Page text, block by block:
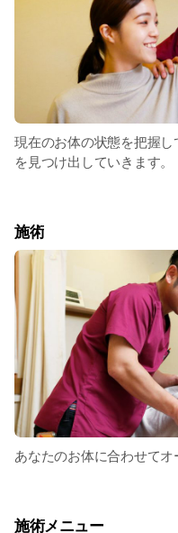
現在のお体の状態を把握
を見つけ出していきます。
施術
あなたのお体に合わせてオ
施術メニュー